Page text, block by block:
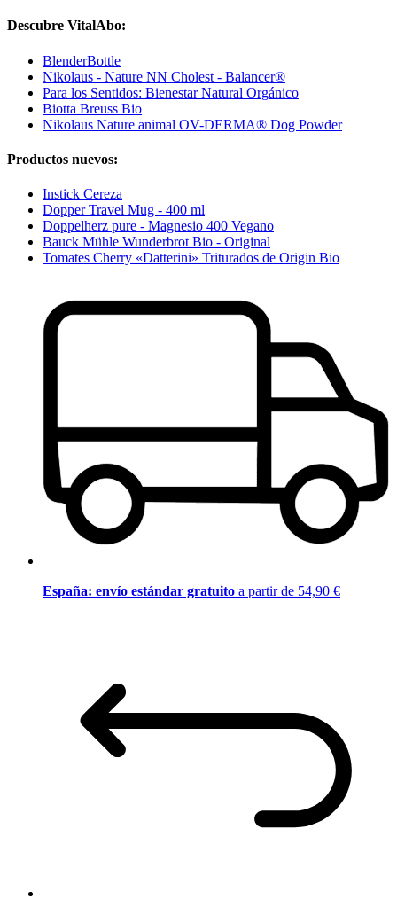
Descubre VitalAbo:
BlenderBottle
Nikolaus - Nature NN Cholest - Balancer®
Para los Sentidos: Bienestar Natural Orgánico
Biotta Breuss Bio
Nikolaus Nature animal OV-DERMA® Dog Powder
Productos nuevos:
Instick Cereza
Dopper Travel Mug - 400 ml
Doppelherz pure - Magnesio 400 Vegano
Bauck Mühle Wunderbrot Bio - Original
Tomates Cherry «Datterini» Triturados de Origin Bio
España: envío estándar gratuito a partir de 54,90 €